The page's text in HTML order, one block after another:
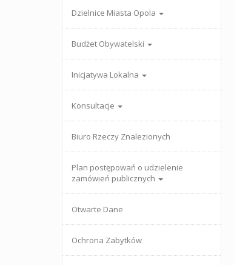
Dzielnice Miasta Opola
Budżet Obywatelski
Inicjatywa Lokalna
Konsultacje
Biuro Rzeczy Znalezionych
Plan postępowań o udzielenie
zamówień publicznych
Otwarte Dane
Ochrona Zabytków